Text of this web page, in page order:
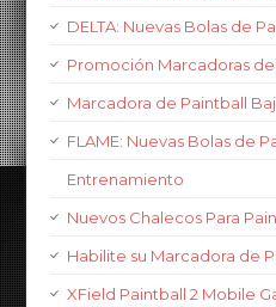
DELTA: Nuevas Bolas de
Promoción Marcadoras
Marcadora de Paintball
FLAME: Nuevas Bolas de
Entrenamiento
Nuevos Chalecos Para
Habilite su Marcadora de
XField Paintball 2 Mobile